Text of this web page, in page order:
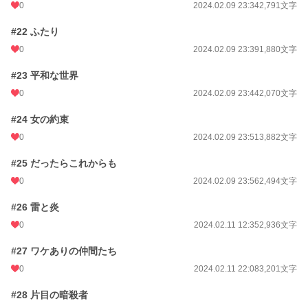
0 2024.02.09 23:342,791文字
#22 ふたり
0 2024.02.09 23:391,880文字
#23 平和な世界
0 2024.02.09 23:442,070文字
#24 女の約束
0 2024.02.09 23:513,882文字
#25 だったらこれからも
0 2024.02.09 23:562,494文字
#26 雷と炎
0 2024.02.11 12:352,936文字
#27 ワケありの仲間たち
0 2024.02.11 22:083,201文字
#28 片目の暗殺者